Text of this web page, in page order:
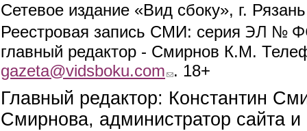
Сетевое издание «Вид сбоку», г.
Реестровая запись СМИ: серия ЭЛ №
главный редактор - Смирнов К.М.
gazeta@vidsboku.com (link sends e-mail)
. 18+
Главный редактор: Константин
Смирнова, администратор сайта